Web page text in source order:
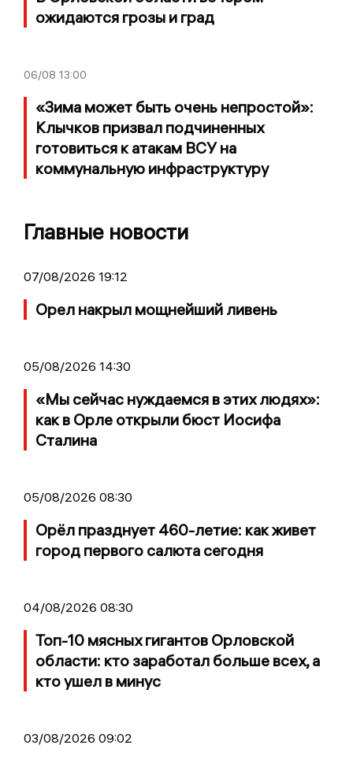
ожидаются грозы и град
06/08 13:00
«Зима может быть очень непростой»:
Клычков призвал подчиненных
готовиться к атакам ВСУ на
коммунальную инфраструктуру
Главные новости
07/08/2026 19:12
Орел накрыл мощнейший ливень
05/08/2026 14:30
«Мы сейчас нуждаемся в этих людях»:
как в Орле открыли бюст Иосифа
Сталина
05/08/2026 08:30
Орёл празднует 460-летие: как живет
город первого салюта сегодня
04/08/2026 08:30
Топ-10 мясных гигантов Орловской
области: кто заработал больше всех, а
кто ушел в минус
03/08/2026 09:02